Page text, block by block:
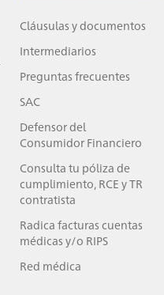
Cláusulas y documentos
Intermediarios
Preguntas frecuentes
SAC
Defensor del
Consumidor Financiero
Consulta tu póliza de
cumplimiento, RCE y TR
contratista
Radica facturas cuentas
médicas y/o RIPS
Red médica